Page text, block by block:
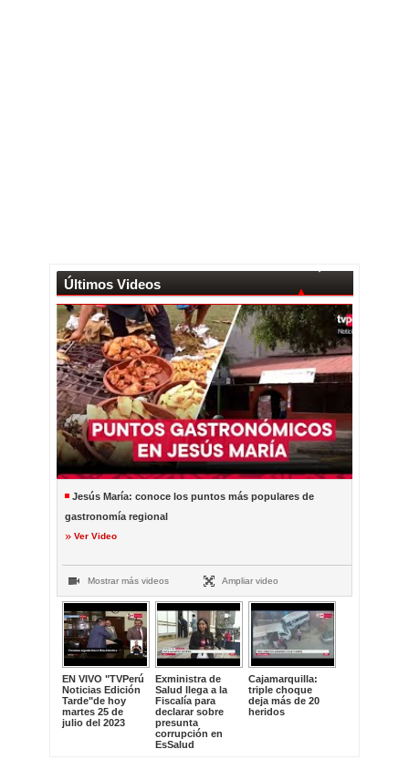
Últimos Videos
Jesús María: conoce los puntos más populares de
gastronomía regional
Ver Video
Mostrar más videos Ampliar video
EN VIVO "TVPerú
Noticias Edición
Tarde"de hoy
martes 25 de
julio del 2023
Exministra de
Salud llega a la
Fiscalía para
declarar sobre
presunta
corrupción en
EsSalud
Cajamarquilla:
triple choque
deja más de 20
heridos